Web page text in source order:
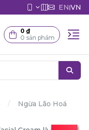
EN|VN
0 ₫
0 sản phẩm
Ngừa Lão Hoá